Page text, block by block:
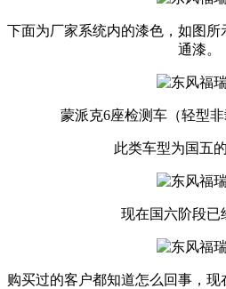
下面为厂家系统内的漆色，如图
通漆。
蒙派克6座检测车（轻型非
此类车型为国五
现在国六阶段已
购买过的客户都知道怎么回事，